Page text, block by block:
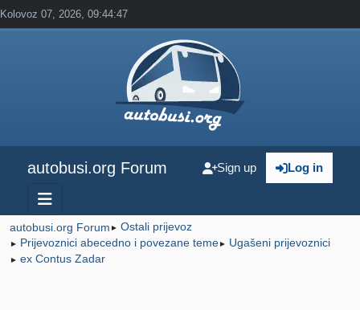
Kolovoz 07, 2026, 09:44:47
autobusi.org Forum Log in
Sign up
autobusi.org Forum ► Ostali prijevoz
► Prijevoznici abecedno i povezane teme► Ugašeni prijevoznici
► ex Contus Zadar